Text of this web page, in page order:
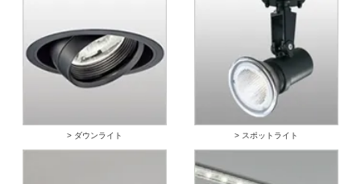
> ダウンライト > スポットライト